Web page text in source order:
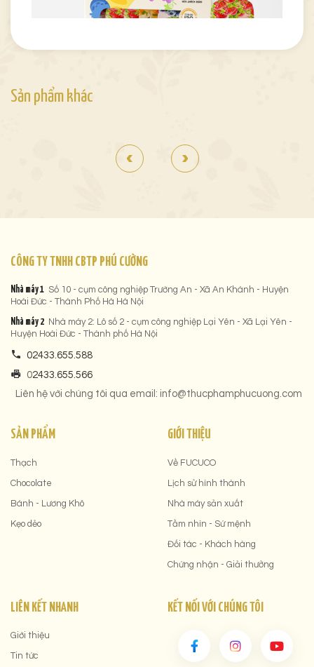
Sản phẩm khác
CÔNG TY TNHH CBTP PHÚ CƯỜNG
Nhà máy 1 Số 10 - cụm công nghiệp Trường An - Xã An Khánh - Huyện
Hoài Đức - Thành Phố Hà Hà Nội
Nhà máy 2 Nhà máy 2: Lô số 2 - cụm công nghiệp Lại Yên - Xã Lại Yên -
Huyện Hoài Đức - Thành phố Hà Nội
02433.655.588
02433.655.566
Liên hệ với chúng tôi qua email: info@thucphamphucuong.com
SẢN PHẨM
Thạch
Chocolate
Bánh - Lương Khô
Kẹo dẻo
GIỚI THIỆU
Về FUCUCO
Lịch sử hình thành
Nhà máy sản xuất
Tầm nhìn - Sứ mệnh
Đối tác - Khách hàng
Chứng nhận - Giải thưởng
LIÊN KẾT NHANH
Giới thiệu
Tin tức
KẾT NỐI VỚI CHÚNG TÔI